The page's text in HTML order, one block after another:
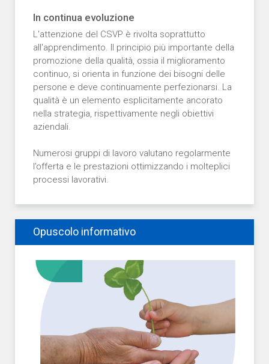
In continua evoluzione
L'attenzione del CSVP è rivolta soprattutto
all'apprendimento. Il principio più importante della
promozione della qualità, ossia il miglioramento
continuo, si orienta in funzione dei bisogni delle
persone e deve continuamente perfezionarsi. La
qualità è un elemento esplicitamente ancorato
nella strategia, rispettivamente negli obiettivi
aziendali.
Numerosi gruppi di lavoro valutano regolarmente
l’offerta e le prestazioni ottimizzando i molteplici
processi lavorativi.
Opuscolo informativo